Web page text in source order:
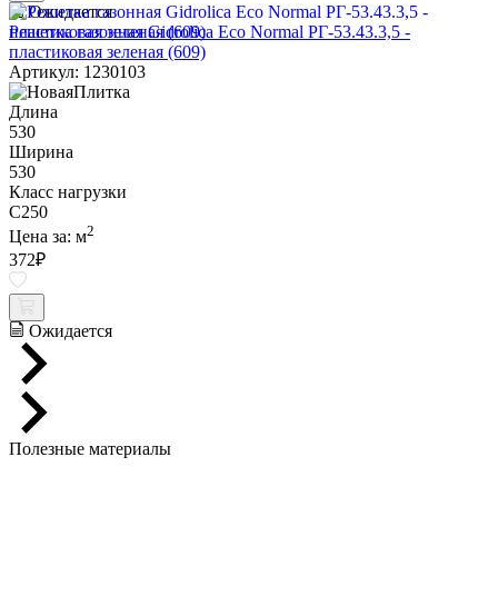
Ожидается
Решетка газонная Gidrolica Eco Normal РГ-53.43.3,5 -
пластиковая зеленая (609)
Артикул: 1230103
Длина
530
Ширина
530
Класс нагрузки
C250
Цена за: м2
372₽
Ожидается
Полезные материалы